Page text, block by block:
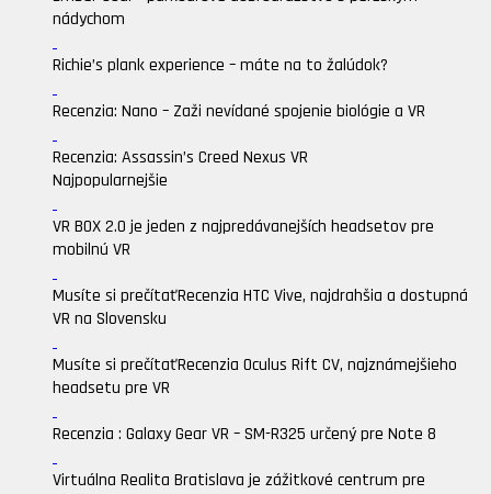
nádychom
Richie’s plank experience – máte na to žalúdok?
Recenzia: Nano – Zaži nevídané spojenie biológie a VR
Recenzia: Assassin’s Creed Nexus VR
Najpopularnejšie
VR BOX 2.0 je jeden z najpredávanejších headsetov pre
mobilnú VR
Musíte si prečítaťRecenzia HTC Vive, najdrahšia a dostupná
VR na Slovensku
Musíte si prečítaťRecenzia Oculus Rift CV, najznámejšieho
headsetu pre VR
Recenzia : Galaxy Gear VR – SM-R325 určený pre Note 8
Virtuálna Realita Bratislava je zážitkové centrum pre